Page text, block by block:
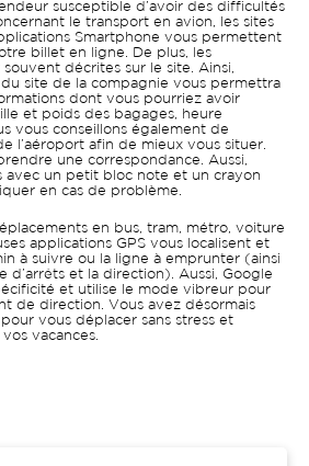
susceptible d’avoir des difficultés
le transport en avion, les sites
Smartphone vous permettent
billet en ligne. De plus, les
décrites sur le site. Ainsi,
site de la compagnie vous permettra
dont vous pourriez avoir
et poids des bagages, heure
vous conseillons également de
l’aéroport afin de mieux vous situer.
une correspondance. Aussi,
avec un petit bloc note et un crayon
en cas de problème.
en bus, tram, métro, voiture
applications GPS vous localisent et
à suivre ou la ligne à emprunter (ainsi
d’arrêts et la direction). Aussi, Google
et utilise le mode vibreur pour
de direction. Vous avez désormais
vous déplacer sans stress et
vacances.